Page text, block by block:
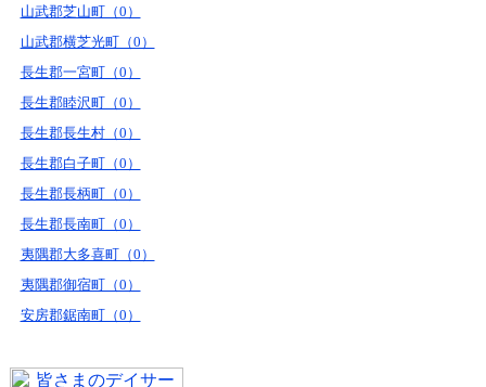
山武郡芝山町（0）
山武郡横芝光町（0）
長生郡一宮町（0）
長生郡睦沢町（0）
長生郡長生村（0）
長生郡白子町（0）
長生郡長柄町（0）
長生郡長南町（0）
夷隅郡大多喜町（0）
夷隅郡御宿町（0）
安房郡鋸南町（0）